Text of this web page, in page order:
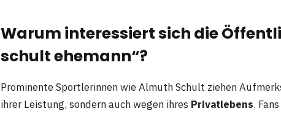
Warum interessiert sich die
schult ehemann“?
Prominente Sportlerinnen wie Almuth Schult ziehen
ihrer Leistung, sondern auch wegen ihres Privatlebens.